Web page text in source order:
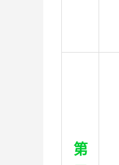
第